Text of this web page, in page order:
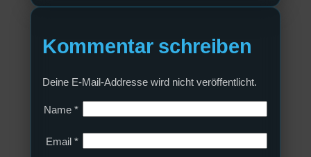
Kommentar schreiben
Deine E-Mail-Addresse wird nicht veröffentlicht.
Name *
Email *